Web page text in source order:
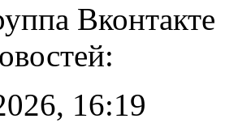
Вконтакте
16:19